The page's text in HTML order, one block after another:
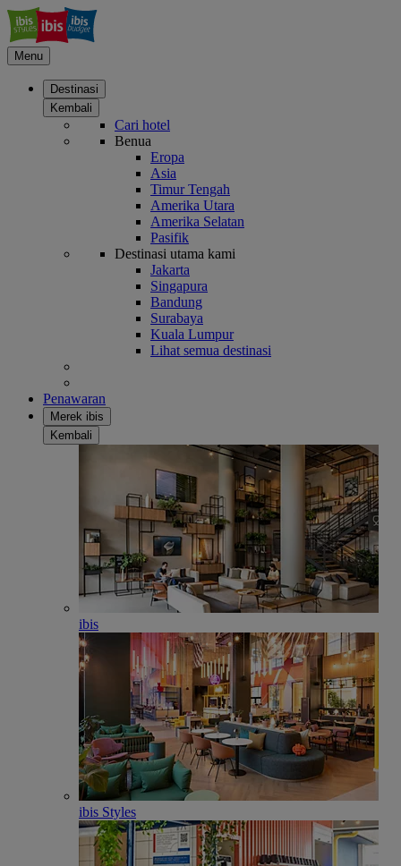
Menu
Destinasi
Kembali
Cari hotel
Benua
Eropa
Asia
Timur Tengah
Amerika Utara
Amerika Selatan
Pasifik
Destinasi utama kami
Jakarta
Singapura
Bandung
Surabaya
Kuala Lumpur
Lihat semua destinasi
Penawaran
Merek ibis
Kembali
ibis
ibis Styles